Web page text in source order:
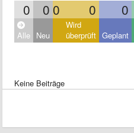
0 0 0 0 0
Alle Neu
Wird
überprüft Geplant
Keine Beiträge